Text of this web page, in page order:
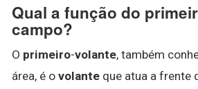
Qual a função do
campo?
O primeiro-volante, também
área, é o volante que atua a frente